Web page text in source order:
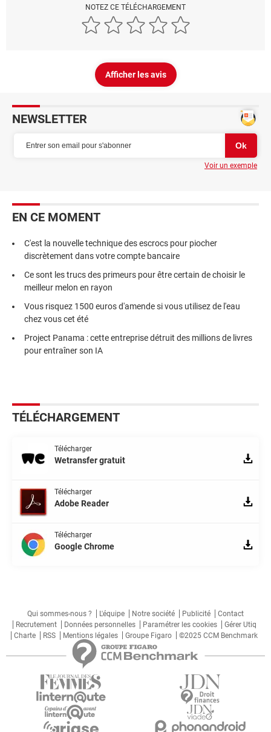
NOTEZ CE TÉLÉCHARGEMENT
Afficher les avis
NEWSLETTER
Voir un exemple
EN CE MOMENT
C'est la nouvelle technique des escrocs pour piocher
discrètement dans votre compte bancaire
Ce sont les trucs des primeurs pour être certain de choisir le
meilleur melon en rayon
Vous risquez 1500 euros d'amende si vous utilisez de l'eau
chez vous cet été
Project Panama : cette entreprise détruit des millions de livres
pour entraîner son IA
TÉLÉCHARGEMENT
Télécharger
Wetransfer gratuit
Télécharger
Adobe Reader
Télécharger
Google Chrome
Qui sommes-nous ? L'équipe Notre société Publicité
Contact
Recrutement
Données personnelles Paramétrer les cookies
Gérer Utiq
Charte
RSS Mentions légales Groupe Figaro ©2025 CCM Benchmark